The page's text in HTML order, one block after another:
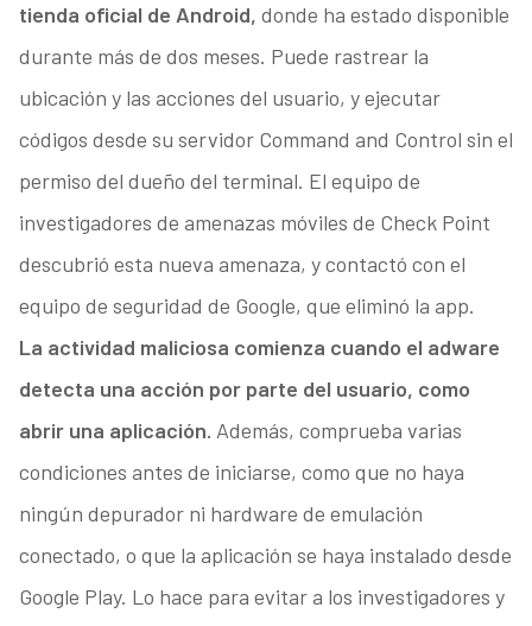
tienda oficial de Android, donde ha estado disponible
durante más de dos meses. Puede rastrear la
ubicación y las acciones del usuario, y ejecutar
códigos desde su servidor Command and Control sin el
permiso del dueño del terminal. El equipo de
investigadores de amenazas móviles de Check Point
descubrió esta nueva amenaza, y contactó con el
equipo de seguridad de Google, que eliminó la app.
La actividad maliciosa comienza cuando el adware
detecta una acción por parte del usuario, como
abrir una aplicación. Además, comprueba varias
condiciones antes de iniciarse, como que no haya
ningún depurador ni hardware de emulación
conectado, o que la aplicación se haya instalado desde
Google Play. Lo hace para evitar a los investigadores y